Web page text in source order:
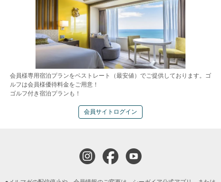
会員様専用宿泊プランをベストレート（最安値）でご提供しております。ゴ
ルフは会員様優待料金をご用意！
ゴルフ付き宿泊プランも！
会員サイトログイン